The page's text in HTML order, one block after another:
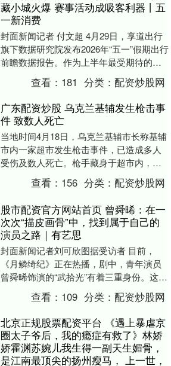
藏小城火爆 赛事活动成吸客利器丨五
一新消费
封面新闻记者 付文超 4月29日，享道出行
旗下数据研究院发布2026年“五一”假期出行
前瞻数据报告。作为上半年最受期待的小
长假，今年“五一”踏青出游、家庭亲子、....
查看： 181 分类：配资炒股网
广东配资炒股 乌克兰基辅发生枪击事
件 致数人死亡
当地时间4月18日，乌克兰基辅市长称基辅
市内一家超市发生枪击事件，已造成多人
受伤及数人死亡。枪手藏身于超市内，抓
捕行动正在进行。 枪击首先发生在基辅市
戈洛西伊夫....
查看： 156 分类：配资炒股网
股市配资官方网站首页 曾舜晞：在一
次次“描皮画骨”中，找到属于自己的
演员之路｜有艺思
封面新闻记者刘可欣图据受访者 目前，
《月鳞绮纪》正在热播，剧中，青年演员
曾舜晞饰演的“武拾光”有着三重身份。这意
味着，他要在一个角色中，完成从“画皮画
骨到画心的....
查看： 109 分类：配资炒股网
北京正规股票配资平台 《遇上暴虐京
圈太子爷后，我的瘾症有救了》林娇
娇霍渊苏婉儿我生得一副天生媚骨，
是江南最顶尖的扬州瘦马， 上一世，